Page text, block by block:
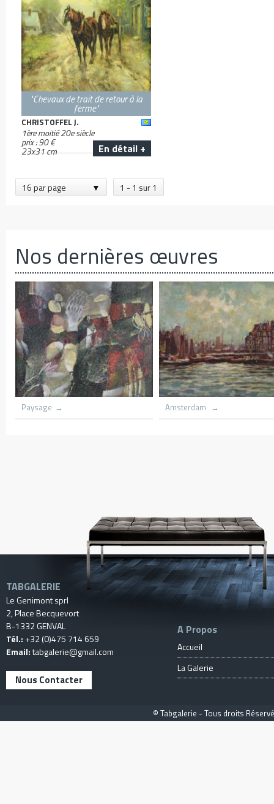
"Chevaux de trait de retour à la
ferme"
CHRISTOFFEL J.
1ère moitié 20e siècle
En détail +
prix :90€
23x31cm
16 par page 1 - 1 sur 1
Nos dernières œuvres
flame Grounded scooners dar harbnour
Kenya Village du congo
TABGALERIE
Le Genimont sprl
2, Place Becquevort
B-1332 GENVAL
Tél.: +32 (0)475 714 659
Email:tabgalerie@gmail.com
Nous Contacter
A Propos
Accueil
La Galerie
© Tabgalerie - Tous droits